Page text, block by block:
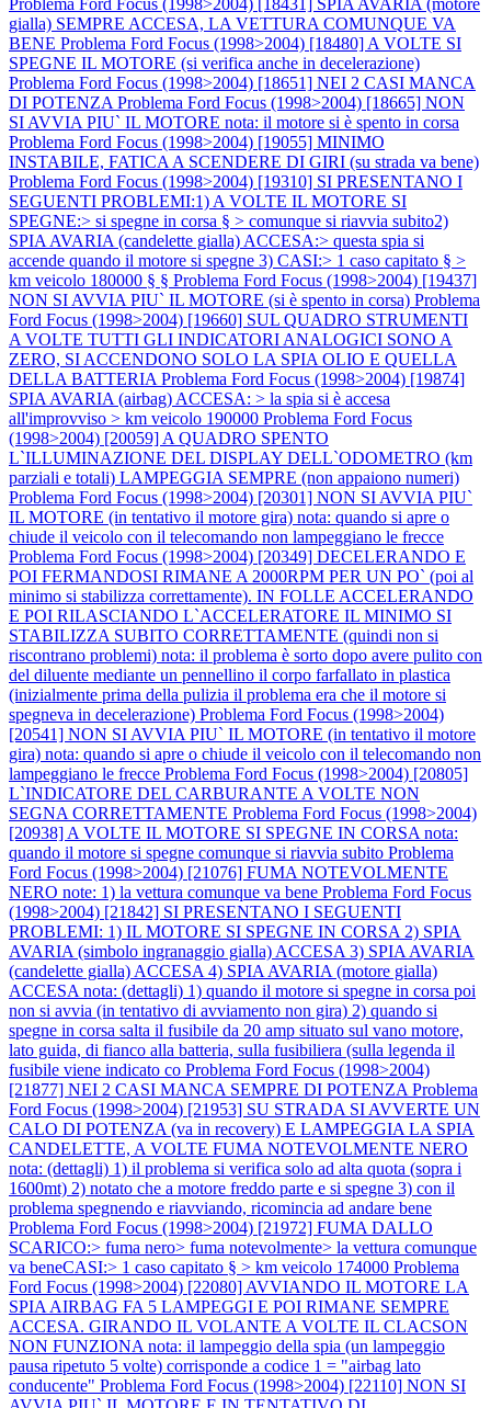
gialla) SEMPRE ACCESA, LA VETTURA COMUNQUE VA
BENE Problema Ford Focus (1998>2004) [18480] A VOLTE SI
SPEGNE IL MOTORE (si verifica anche in decelerazione)
Problema Ford Focus (1998>2004) [18651] NEI 2 CASI MANCA
DI POTENZA Problema Ford Focus (1998>2004) [18665] NON
SI AVVIA PIU` IL MOTORE nota: il motore si è spento in corsa
Problema Ford Focus (1998>2004) [19055] MINIMO
INSTABILE, FATICA A SCENDERE DI GIRI (su strada va bene)
Problema Ford Focus (1998>2004) [19310] SI PRESENTANO I
SEGUENTI PROBLEMI:1) A VOLTE IL MOTORE SI
SPEGNE:> si spegne in corsa § > comunque si riavvia subito2)
SPIA AVARIA (candelette gialla) ACCESA:> questa spia si
accende quando il motore si spegne 3) CASI:> 1 caso capitato § >
km veicolo 180000 § § Problema Ford Focus (1998>2004) [19437]
NON SI AVVIA PIU` IL MOTORE (si è spento in corsa) Problema
Ford Focus (1998>2004) [19660] SUL QUADRO STRUMENTI
A VOLTE TUTTI GLI INDICATORI ANALOGICI SONO A
ZERO, SI ACCENDONO SOLO LA SPIA OLIO E QUELLA
DELLA BATTERIA Problema Ford Focus (1998>2004) [19874]
SPIA AVARIA (airbag) ACCESA: > la spia si è accesa
all'improvviso > km veicolo 190000 Problema Ford Focus
(1998>2004) [20059] A QUADRO SPENTO
L`ILLUMINAZIONE DEL DISPLAY DELL`ODOMETRO (km
parziali e totali) LAMPEGGIA SEMPRE (non appaiono numeri)
Problema Ford Focus (1998>2004) [20301] NON SI AVVIA PIU`
IL MOTORE (in tentativo il motore gira) nota: quando si apre o
chiude il veicolo con il telecomando non lampeggiano le frecce
Problema Ford Focus (1998>2004) [20349] DECELERANDO E
POI FERMANDOSI RIMANE A 2000RPM PER UN PO` (poi al
minimo si stabilizza correttamente). IN FOLLE ACCELERANDO
E POI RILASCIANDO L`ACCELERATORE IL MINIMO SI
STABILIZZA SUBITO CORRETTAMENTE (quindi non si
riscontrano problemi) nota: il problema è sorto dopo avere pulito con
del diluente mediante un pennellino il corpo farfallato in plastica
(inizialmente prima della pulizia il problema era che il motore si
spegneva in decelerazione) Problema Ford Focus (1998>2004)
[20541] NON SI AVVIA PIU` IL MOTORE (in tentativo il motore
gira) nota: quando si apre o chiude il veicolo con il telecomando non
lampeggiano le frecce Problema Ford Focus (1998>2004) [20805]
L`INDICATORE DEL CARBURANTE A VOLTE NON
SEGNA CORRETTAMENTE Problema Ford Focus (1998>2004)
[20938] A VOLTE IL MOTORE SI SPEGNE IN CORSA nota:
quando il motore si spegne comunque si riavvia subito Problema
Ford Focus (1998>2004) [21076] FUMA NOTEVOLMENTE
NERO note: 1) la vettura comunque va bene Problema Ford Focus
(1998>2004) [21842] SI PRESENTANO I SEGUENTI
PROBLEMI: 1) IL MOTORE SI SPEGNE IN CORSA 2) SPIA
AVARIA (simbolo ingranaggio gialla) ACCESA 3) SPIA AVARIA
(candelette gialla) ACCESA 4) SPIA AVARIA (motore gialla)
ACCESA nota: (dettagli) 1) quando il motore si spegne in corsa poi
non si avvia (in tentativo di avviamento non gira) 2) quando si
spegne in corsa salta il fusibile da 20 amp situato sul vano motore,
lato guida, di fianco alla batteria, sulla fusibiliera (sulla legenda il
fusibile viene indicato co Problema Ford Focus (1998>2004)
[21877] NEI 2 CASI MANCA SEMPRE DI POTENZA Problema
Ford Focus (1998>2004) [21953] SU STRADA SI AVVERTE UN
CALO DI POTENZA (va in recovery) E LAMPEGGIA LA SPIA
CANDELETTE, A VOLTE FUMA NOTEVOLMENTE NERO
nota: (dettagli) 1) il problema si verifica solo ad alta quota (sopra i
1600mt) 2) notato che a motore freddo parte e si spegne 3) con il
problema spegnendo e riavviando, ricomincia ad andare bene
Problema Ford Focus (1998>2004) [21972] FUMA DALLO
SCARICO:> fuma nero> fuma notevolmente> la vettura comunque
va beneCASI:> 1 caso capitato § > km veicolo 174000 Problema
Ford Focus (1998>2004) [22080] AVVIANDO IL MOTORE LA
SPIA AIRBAG FA 5 LAMPEGGI E POI RIMANE SEMPRE
ACCESA. GIRANDO IL VOLANTE A VOLTE IL CLACSON
NON FUNZIONA nota: il lampeggio della spia (un lampeggio
pausa ripetuto 5 volte) corrisponde a codice 1 = "airbag lato
conducente" Problema Ford Focus (1998>2004) [22110] NON SI